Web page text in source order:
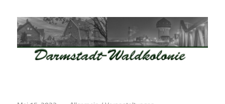
Inhalt
springen